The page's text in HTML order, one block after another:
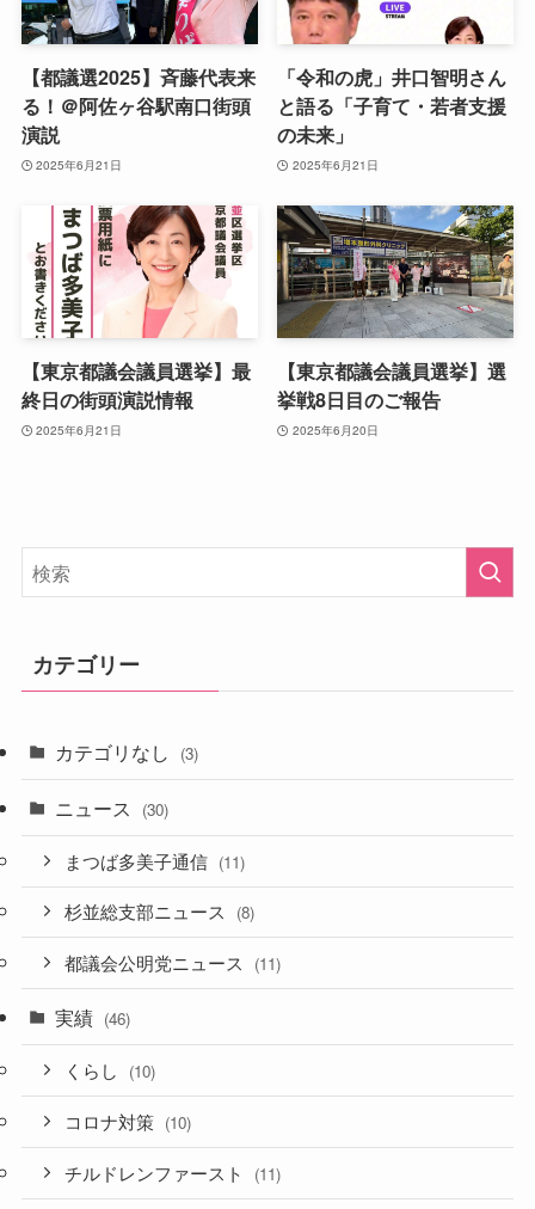
【都議選2025】斉藤代表来
る！＠阿佐ヶ谷駅南口街頭
演説
2025年6月21日
「令和の虎」井口智明さん
と語る「子育て・若者支援
の未来」
2025年6月21日
【東京都議会議員選挙】最
終日の街頭演説情報
2025年6月21日
【東京都議会議員選挙】選
挙戦8日目のご報告
2025年6月20日
カテゴリー
カテゴリなし (3)
ニュース (30)
まつば多美子通信 (11)
杉並総支部ニュース (8)
都議会公明党ニュース (11)
実績 (46)
くらし (10)
コロナ対策 (10)
チルドレンファースト (11)